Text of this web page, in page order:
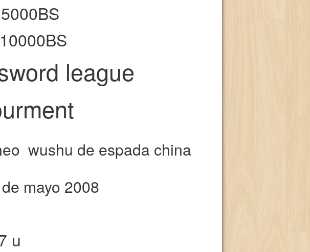
10000BS
league
wushu de espada china
mayo 2008
u